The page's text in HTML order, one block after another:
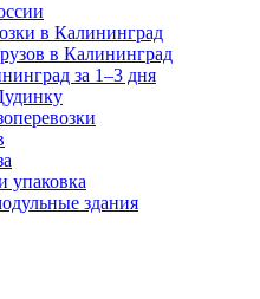
в Калининград
в Калининград
за 1–3 дня
упаковка
здания